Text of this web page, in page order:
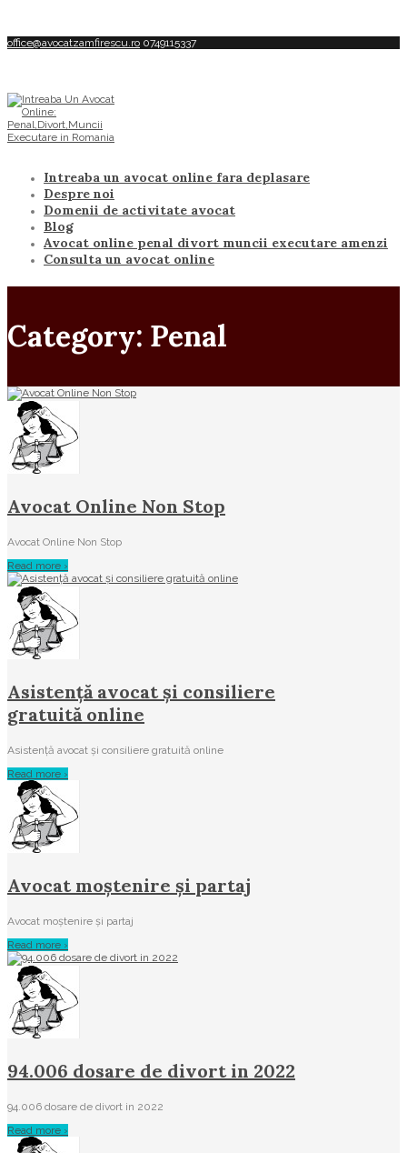
office@avocatzamfirescu.ro 0749115337
Intreaba un avocat online fara deplasare
Despre noi
Domenii de activitate avocat
Blog
Avocat online penal divort muncii executare amenzi
Consulta un avocat online
Category: Penal
Avocat Online Non Stop
Avocat Online Non Stop
Read more ›
Asistenţă avocat și consiliere
gratuită online
Asistenţă avocat și consiliere gratuită online
Read more ›
Avocat moștenire și partaj
Avocat moștenire și partaj
Read more ›
94.006 dosare de divort in 2022
94.006 dosare de divort in 2022
Read more ›